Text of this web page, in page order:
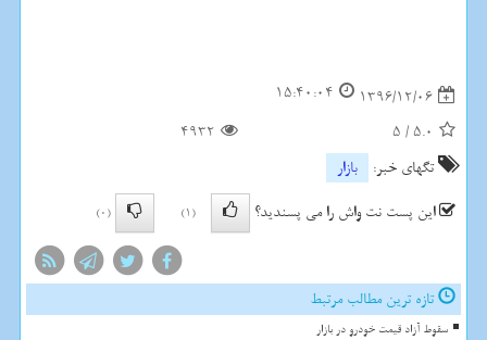
1396/12/06
15:40:04
5.0
/
5
4932
تگهای خبر:
بازار
این پست نت واش را می پسندید؟
(1)
(0)
تازه ترین مطالب مرتبط
سقوط آزاد قیمت خودرو در بازار